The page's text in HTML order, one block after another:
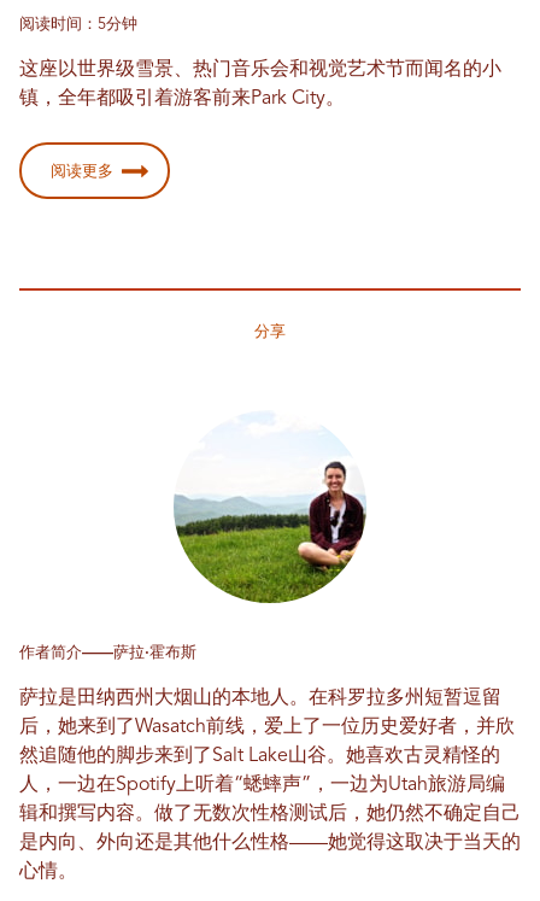
阅读时间：5分钟
这座以世界级雪景、热门音乐会和视觉艺术节而闻名的小
镇，全年都吸引着游客前来Park City。
阅读更多
分享
作者简介——萨拉·霍布斯
萨拉是田纳西州大烟山的本地人。在科罗拉多州短暂逗留
后，她来到了Wasatch前线，爱上了一位历史爱好者，并欣
然追随他的脚步来到了Salt Lake山谷。她喜欢古灵精怪的
人，一边在Spotify上听着“蟋蟀声”，一边为Utah旅游局编
辑和撰写内容。做了无数次性格测试后，她仍然不确定自己
是内向、外向还是其他什么性格——她觉得这取决于当天的
心情。